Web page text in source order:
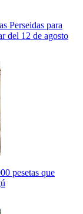
Perseidas para
del 12 de agosto
pesetas que